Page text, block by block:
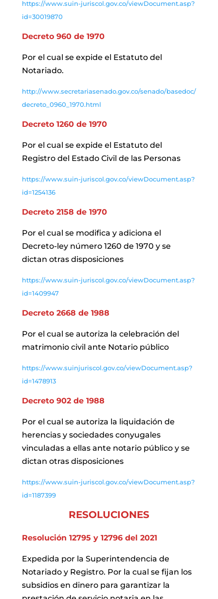
https://www.suin-juriscol.gov.co/viewDocument.asp?
id=30019870
Decreto 960 de 1970
Por el cual se expide el Estatuto del
Notariado.
http://www.secretariasenado.gov.co/senado/basedoc/
decreto_0960_1970.html
Decreto 1260 de 1970
Por el cual se expide el Estatuto del
Registro del Estado Civil de las Personas
https://www.suin-juriscol.gov.co/viewDocument.asp?
id=1254136
Decreto 2158 de 1970
Por el cual se modifica y adiciona el
Decreto-ley número 1260 de 1970 y se
dictan otras disposiciones
https://www.suin-juriscol.gov.co/viewDocument.asp?
id=1409947
Decreto 2668 de 1988
Por el cual se autoriza la celebración del
matrimonio civil ante Notario público
https://www.suinjuriscol.gov.co/viewDocument.asp?
id=1478913
Decreto 902 de 1988
Por el cual se autoriza la liquidación de
herencias y sociedades conyugales
vinculadas a ellas ante notario público y se
dictan otras disposiciones
https://www.suin-juriscol.gov.co/viewDocument.asp?
id=1187399
RESOLUCIONES
Resolución 12795 y 12796 del 2021
Expedida por la Superintendencia de
Notariado y Registro. Por la cual se fijan los
subsidios en dinero para garantizar la